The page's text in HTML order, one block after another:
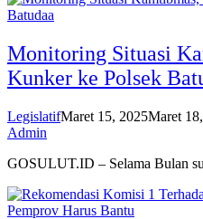
Monitoring Situasi
Kunker ke Polsek
LegislatifMaret 15, 2025Maret
Admin
GOSULUT.ID – Selama Bulan